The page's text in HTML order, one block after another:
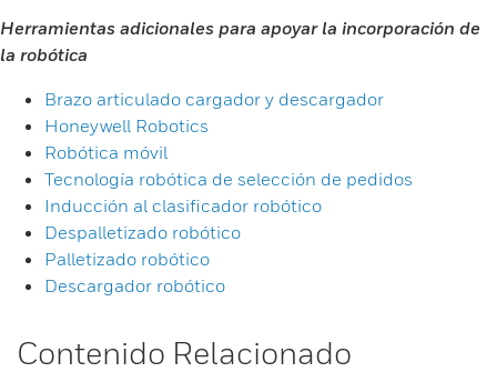
Herramientas adicionales para apoyar la incorporación de
la robótica
Brazo articulado cargador y descargador
Honeywell Robotics
Robótica móvil
Tecnología robótica de selección de pedidos
Inducción al clasificador robótico
Despalletizado robótico
Palletizado robótico
Descargador robótico
Contenido Relacionado